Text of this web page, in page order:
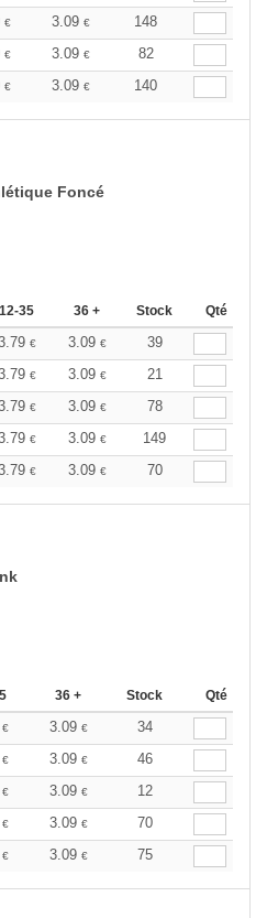
€ 3.09 €
148
€ 3.09 €
82
€ 3.09 € 140
Foncé
12-35 36 + Stock Qté
€ 3.09 €
39
€ 3.09 €
21
€ 3.09 €
78
€ 3.09 €
149
€ 3.09 € 70
36 + Stock Qté
€ 3.09 €
34
€ 3.09 €
46
€ 3.09 €
12
€ 3.09 €
70
€ 3.09 € 75